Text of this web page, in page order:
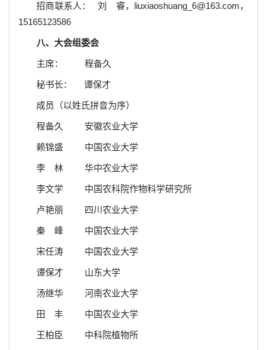
招商联系人： 刘 睿， liuxiaoshuang_6@163.com，
15165123586
八、大会组委会
主席： 程备久
秘书长： 谭保才
成员（以姓氏拼音为序）
程备久 安徽农业大学
赖锦盛 中国农业大学
李 林 华中农业大学
李文学 中国农科院作物科学研究所
卢艳丽 四川农业大学
秦 峰 中国农业大学
宋任涛 中国农业大学
谭保才 山东大学
汤继华 河南农业大学
田 丰 中国农业大学
王柏臣 中科院植物所